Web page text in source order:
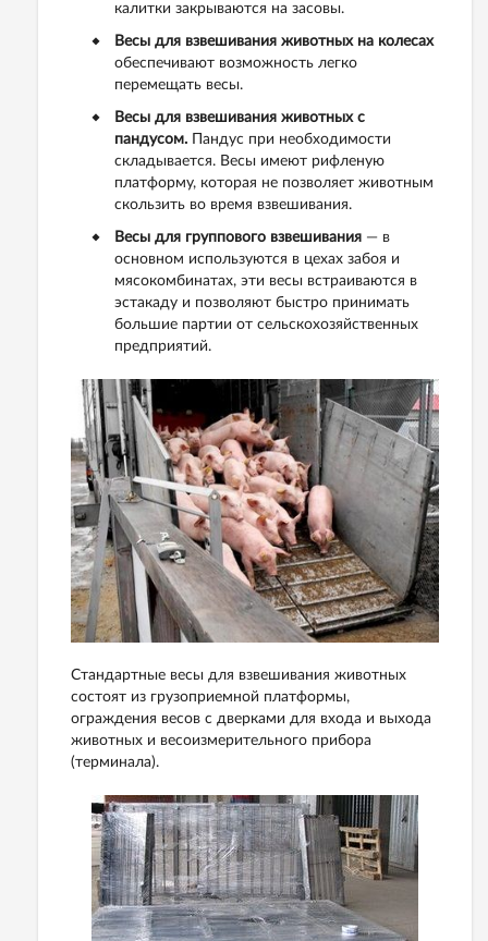
калитки закрываются на засовы.
Весы для взвешивания животных на колесах
обеспечивают возможность легко
перемещать весы.
Весы для взвешивания животных с
пандусом. Пандус при необходимости
складывается. Весы имеют рифленую
платформу, которая не позволяет животным
скользить во время взвешивания.
Весы для группового взвешивания — в
основном используются в цехах забоя и
мясокомбинатах, эти весы встраиваются в
эстакаду и позволяют быстро принимать
большие партии от сельскохозяйственных
предприятий.
Стандартные весы для взвешивания животных
состоят из грузоприемной платформы,
ограждения весов с дверками для входа и выхода
животных и весоизмерительного прибора
(терминала).